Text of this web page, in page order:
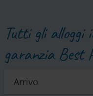
Tutti gli alloggi
garanzia Best